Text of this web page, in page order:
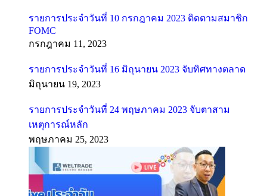
รายการประจำวันที่ 10 กรกฎาคม 2023 ติดตามสมาชิก
FOMC
กรกฎาคม 11, 2023
รายการประจำวันที่ 16 มิถุนายน 2023 จับทิศทางตลาด
มิถุนายน 19, 2023
รายการประจำวันที่ 24 พฤษภาคม 2023 จับตาสาม
เหตุการณ์หลัก
พฤษภาคม 25, 2023